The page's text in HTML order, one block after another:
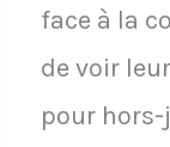
face à la
de voir
pour hors-